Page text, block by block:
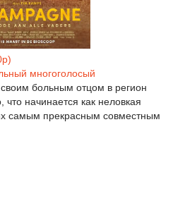
многоголосый
больным отцом в регион
начинается как неловкая
самым прекрасным совместным